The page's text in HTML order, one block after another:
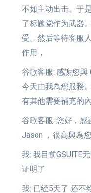
不如主动出击。于
了标题党作为武器
受。然后等待客服
作用，
谷歌客服: 感謝您與
今天由我為您服務
有其他需要補充的
谷歌客服: 您好，感
Jason ，很高興為
我: 我目前GSUITE
证明了
我: 已经5天了 还不